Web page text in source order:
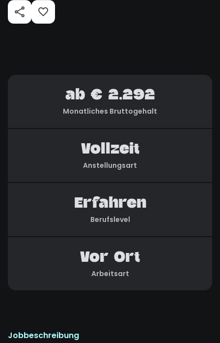
ab € 2.292
Monatliches Bruttogehalt
Vollzeit
Anstellungsart
Erfahren
Berufslevel
Vor Ort
Arbeitsart
Jobbeschreibung